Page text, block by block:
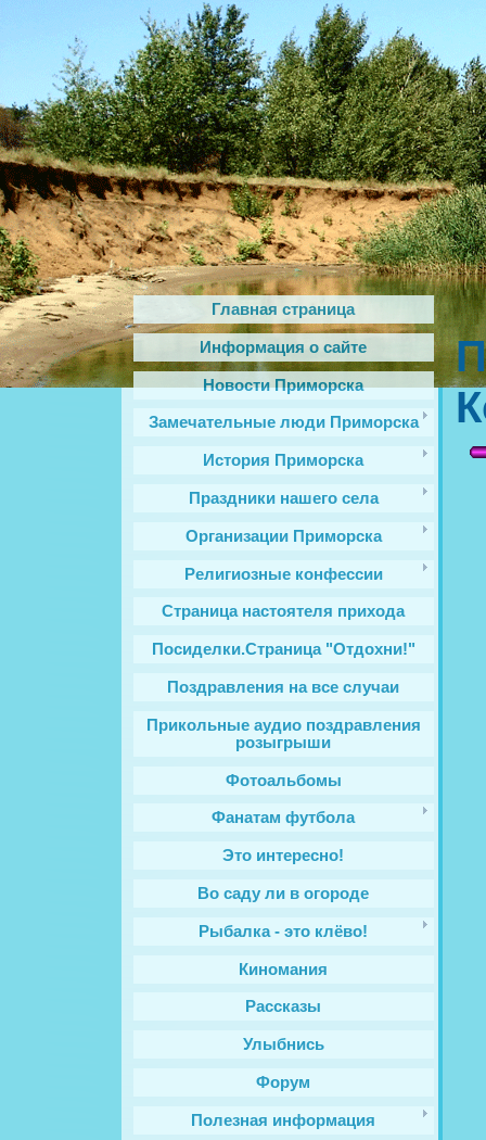
Главная страница
Информация о сайте
Новости Приморска
Замечательные люди Приморска
История Приморска
Праздники нашего села
Организации Приморска
Религиозные конфессии
Cтраница настоятеля прихода
Посиделки.Страница "Отдохни!"
Поздравления на все случаи
Прикольные аудио поздравления
розыгрыши
Фотоальбомы
Фанатам футбола
Это интересно!
Во саду ли в огороде
Рыбалка - это клёво!
Киномания
Рассказы
Улыбнись
Форум
Полезная информация